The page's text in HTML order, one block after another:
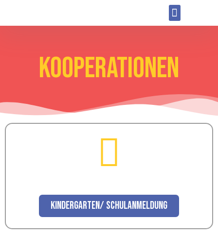
Kooperationen
Kindergarten/ Schulanmeldung